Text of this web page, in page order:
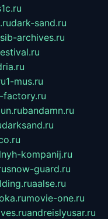
dark-sand.ru
sib-archives.ru
1-mus.ru
factory.ru
bandamn.ru
darksand.ru
kompanij.ru
snow-guard.ru
aalse.ru
movie-one.ru
andreislyusar.ru